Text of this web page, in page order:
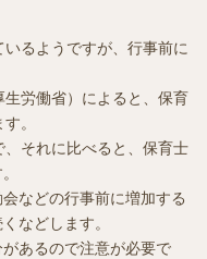
るようですが、行事前に
生労働省）によると、保育
。
それに比べると、保育士
などの行事前に増加する
などします。
あるので注意が必要で